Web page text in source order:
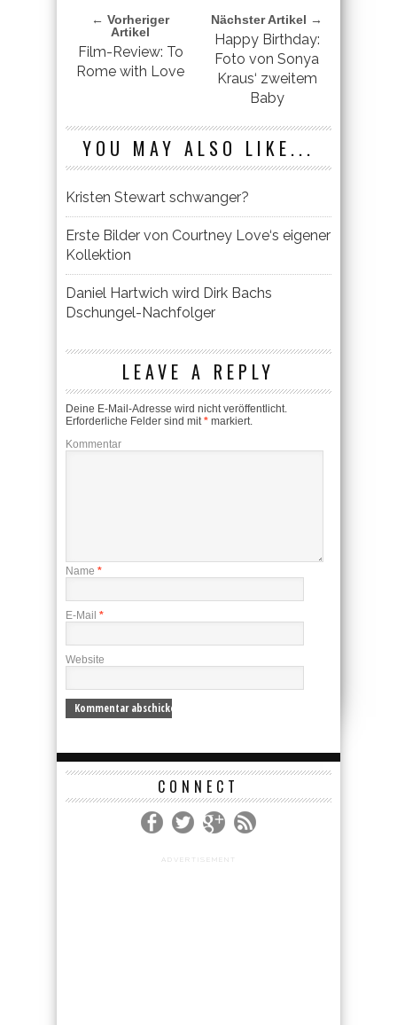
← Vorheriger
Artikel
Film-Review: To
Rome with Love
Nächster Artikel →
Happy Birthday:
Foto von Sonya
Kraus‘ zweitem
Baby
YOU MAY ALSO LIKE...
Kristen Stewart schwanger?
Erste Bilder von Courtney Love‘s eigener
Kollektion
Daniel Hartwich wird Dirk Bachs
Dschungel-Nachfolger
LEAVE A REPLY
Deine E-Mail-Adresse wird nicht veröffentlicht.
Erforderliche Felder sind mit* markiert.
Kommentar
Name *
E-Mail *
Website
CONNECT
ADVERTISEMENT